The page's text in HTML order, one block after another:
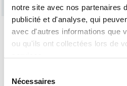
notre site avec nos partenaires
publicité et d'analyse, qui
avec d'autres informations que
ou qu'ils ont collectées lors de
Nécessaires
Nothing Found